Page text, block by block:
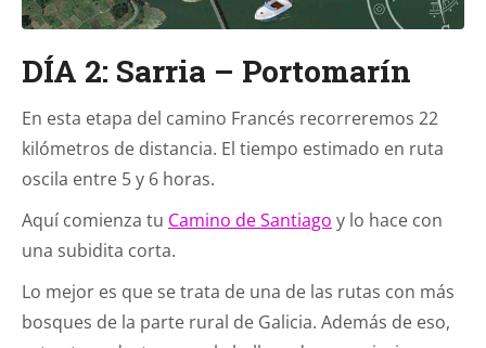
DÍA 2: Sarria – Portomarín
En esta etapa del camino Francés recorreremos 22
kilómetros de distancia. El tiempo estimado en ruta
oscila entre 5 y 6 horas.
Aquí comienza tu Camino de Santiago y lo hace con
una subidita corta.
Lo mejor es que se trata de una de las rutas con más
bosques de la parte rural de Galicia. Además de eso,